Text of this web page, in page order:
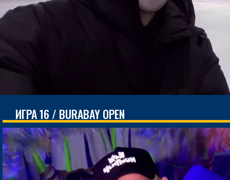
ИГРА 16 / BURABAY OPEN